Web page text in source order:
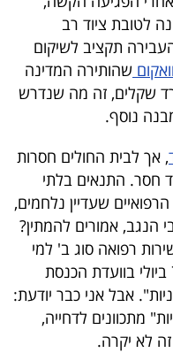
לטובת ציוד רב
תקציב לשיקום
שהותירה המדינה
שקלים, זה מה שנדרש
נוסף.
, אך לבית החולים חסרות
חסר. התנאים בלתי
שעדיין נלחמים,
הנגב, אמורים להמתין?
רפואה סוג ב' למי
בדיון שנערך ב-7 ביולי בוועדת הכנסת
אבל אני כבר יודעת:
מתכוונים לדחייה,
לא יקרה.